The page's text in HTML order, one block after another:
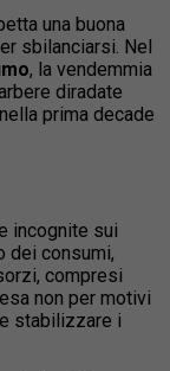
una buona
sbilanciarsi. Nel
, la vendemmia
diradate
prima decade
incognite sui
dei consumi,
compresi
non per motivi
stabilizzare i